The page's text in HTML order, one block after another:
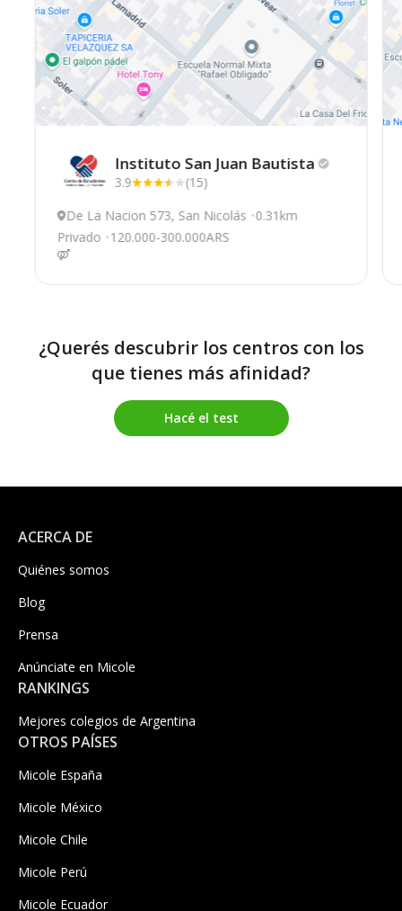
Instituto San Juan Bautista
3.9
(15)
De La Nacion 573, San Nicolás 0.31km
Privado
120.000-300.000ARS
¿Querés descubrir los centros con los
que tienes más afinidad?
Hacé el test
ACERCA DE
Quiénes somos
Blog
Prensa
Anúnciate en Micole
RANKINGS
Mejores colegios de Argentina
OTROS PAÍSES
Micole España
Micole México
Micole Chile
Micole Perú
Micole Ecuador